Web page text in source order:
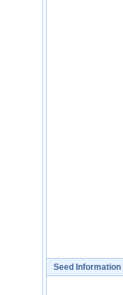
Seed Information